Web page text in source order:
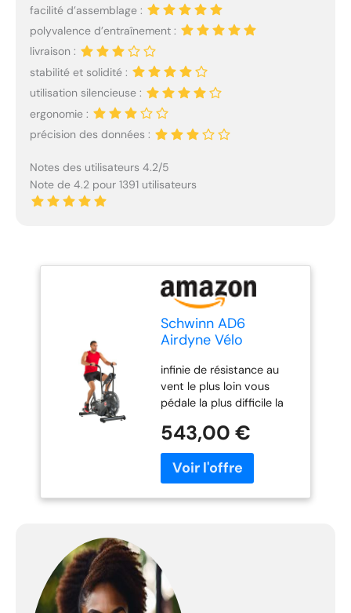
facilité d’assemblage :
polyvalence d’entraînement :
livraison :
stabilité et solidité :
utilisation silencieuse :
ergonomie :
précision des données :
Notes des utilisateurs 4.2/5
Note de 4.2 pour 1391 utilisateurs
Schwinn AD6
Airdyne Vélo
infinie de résistance au
vent le plus loin vous
pédale la plus difficile la
et accessoires de rack
sont disponibles (vendus
séparément)
Entraînement du haut et
du bas du corps
montre 6 indicateurs de
séance d'entraînement,
plus besoin d'attendre
543,00 €